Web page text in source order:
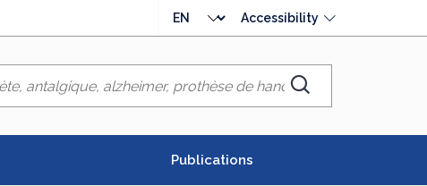
language
Accessibility
Chercher
Publications